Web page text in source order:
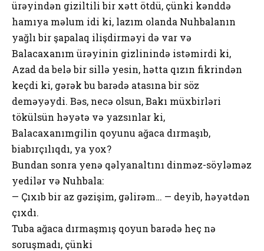
ürəyindən giziltili bir xətt ötdü, çünki kənddə
hamıya məlum idi ki, lazım olanda Nuhbalanın
yağlı bir şapalaq ilişdirməyi də var və
Balacaxanım ürəyinin gizlinində istəmirdi ki,
Azad da belə bir sillə yesin, hətta qızın fikrindən
keçdi ki, gərək bu barədə atasına bir söz
deməyəydi. Bəs, necə olsun, Bakı müxbirləri
tökülsün həyətə və yazsınlar ki,
Balacaxanımgilin qoyunu ağaca dırmaşıb,
biabırçılıqdı, ya yox?
Bundan sonra yenə qəlyanaltını dinməz-söyləməz
yedilər və Nuhbala:
— Çıxıb bir az gəzişim, gəlirəm… — deyib, həyətdən
çıxdı.
Tuba ağaca dırmaşmış qoyun barədə heç nə
soruşmadı, çünki